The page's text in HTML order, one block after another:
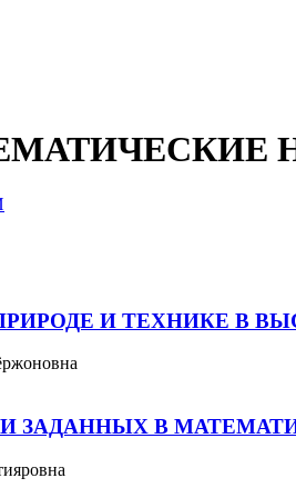
И ТЕХНИКЕ В
ЗАДАННЫХ В